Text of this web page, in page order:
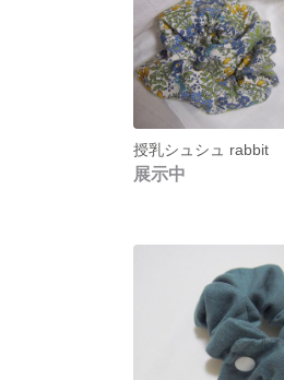
授乳シュシュ rabbit
展示中